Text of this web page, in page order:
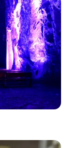
We All